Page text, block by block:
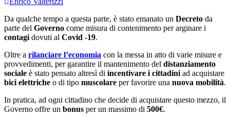
Da qualche tempo a questa parte, è stato emanato un Decreto da
parte del Governo come misura di contenimento per arginare i
contagi dovuti al Covid -19.
Oltre a rilanciare l’economia con la messa in atto di varie misure e
provvedimenti, per garantire il mantenimento del distanziamento
sociale è stato pensato altresì di incentivare i cittadini ad acquistare
bici elettriche o di tipo muscolare per favorire una nuova mobilità.
In pratica, ad ogni cittadino che decide di acquistare questo mezzo, il
Governo offre un bonus per un massimo di 500€.